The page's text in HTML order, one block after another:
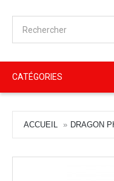
CATÉGORIES
ACCUEIL DRAGON